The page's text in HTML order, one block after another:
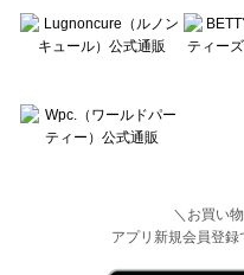
＼お買い
アプリ新規会員登録